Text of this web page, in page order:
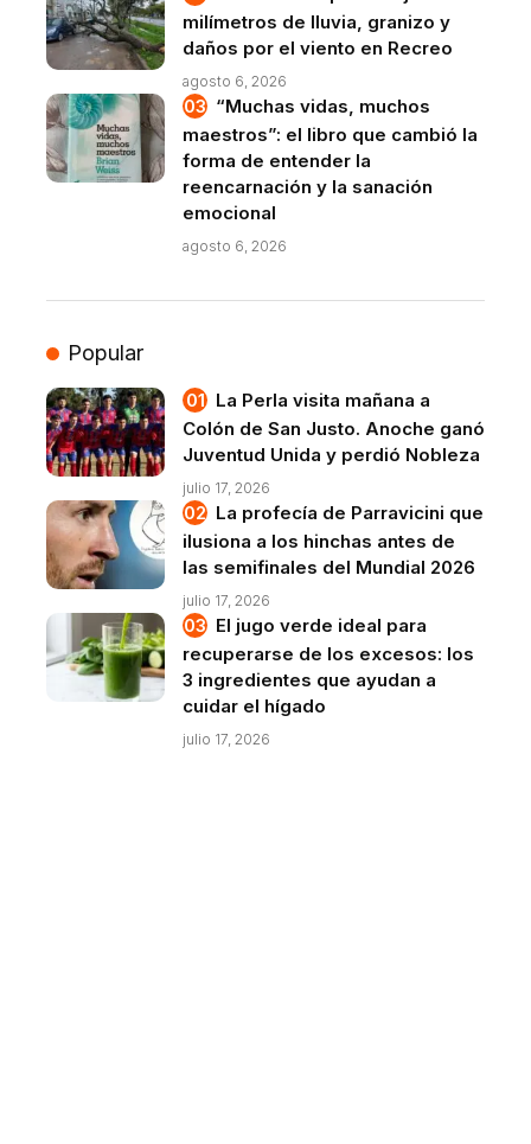
milímetros de lluvia, granizo y
daños por el viento en Recreo
agosto 6, 2026
“Muchas vidas, muchos
maestros”: el libro que cambió la
forma de entender la
reencarnación y la sanación
emocional
agosto 6, 2026
Popular
La Perla visita mañana a
Colón de San Justo. Anoche ganó
Juventud Unida y perdió Nobleza
julio 17, 2026
La profecía de Parravicini que
ilusiona a los hinchas antes de
las semifinales del Mundial 2026
julio 17, 2026
El jugo verde ideal para
recuperarse de los excesos: los
3 ingredientes que ayudan a
cuidar el hígado
julio 17, 2026